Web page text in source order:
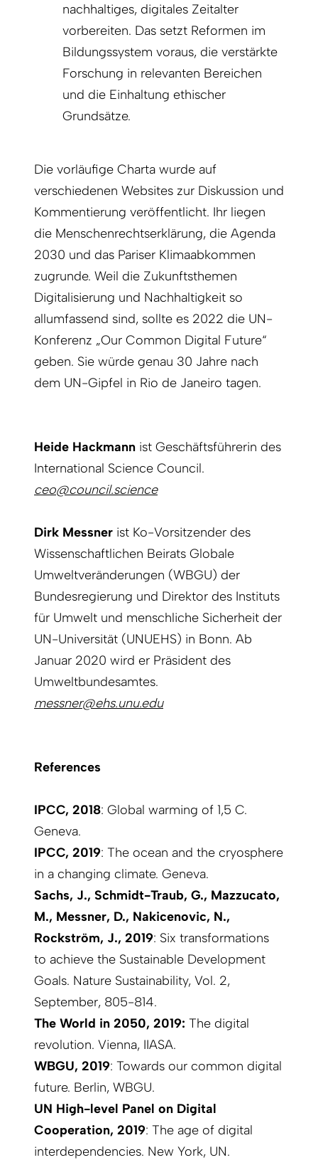
nachhaltiges, digitales Zeitalter
vorbereiten. Das setzt Reformen im
Bildungssystem voraus, die verstärkte
Forschung in relevanten Bereichen
und die Einhaltung ethischer
Grundsätze.
Die vorläufige Charta wurde auf
verschiedenen Websites zur Diskussion und
Kommentierung veröffentlicht. Ihr liegen
die Menschenrechtserklärung, die Agenda
2030 und das Pariser Klimaabkommen
zugrunde. Weil die Zukunftsthemen
Digitalisierung und Nachhaltigkeit so
allumfassend sind, sollte es 2022 die UN-
Konferenz „Our Common Digital Future“
geben. Sie würde genau 30 Jahre nach
dem UN-Gipfel in Rio de Janeiro tagen.
Heide Hackmann ist Geschäftsführerin des
International Science Council.
ceo@council.science
Dirk Messner ist Ko-Vorsitzender des
Wissenschaftlichen Beirats Globale
Umweltveränderungen (WBGU) der
Bundesregierung und Direktor des Instituts
für Umwelt und menschliche Sicherheit der
UN-Universität (UNUEHS) in Bonn. Ab
Januar 2020 wird er Präsident des
Umweltbundesamtes.
messner@ehs.unu.edu
References
IPCC, 2018: Global warming of 1,5 C.
Geneva.
IPCC, 2019: The ocean and the cryosphere
in a changing climate. Geneva.
Sachs, J., Schmidt-Traub, G., Mazzucato,
M., Messner, D., Nakicenovic, N.,
Rockström, J., 2019: Six transformations
to achieve the Sustainable Development
Goals. Nature Sustainability, Vol. 2,
September, 805-814.
The World in 2050, 2019: The digital
revolution. Vienna, IIASA.
WBGU, 2019: Towards our common digital
future. Berlin, WBGU.
UN High-level Panel on Digital
Cooperation, 2019: The age of digital
interdependencies. New York, UN.